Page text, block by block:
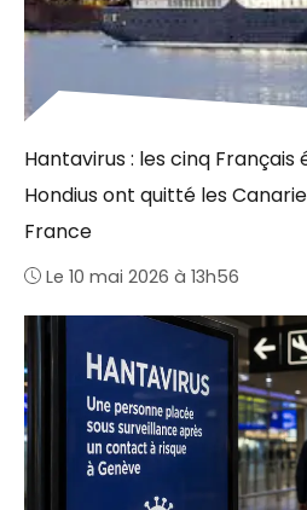
Hantavirus : les cinq Français
Hondius ont quitté les
France
Le 10 mai 2026 à 13h56